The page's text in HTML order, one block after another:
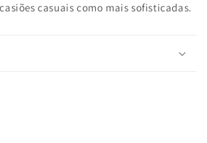
casuais como mais sofisticadas.